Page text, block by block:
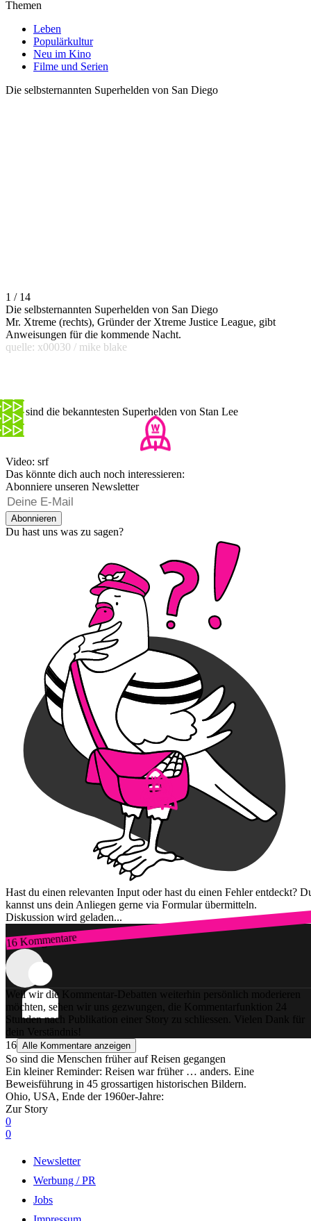
Themen
Leben
Populärkultur
Neu im Kino
Filme und Serien
Die selbsternannten Superhelden von San Diego
1 / 14
Die selbsternannten Superhelden von San Diego
Mr. Xtreme (rechts), Gründer der Xtreme Justice League, gibt
Anweisungen für die kommende Nacht.
quelle: x00030 / mike blake
Das sind die bekanntesten Superhelden von Stan Lee
Video: srf
Das könnte dich auch noch interessieren:
Abonniere unseren Newsletter
Abonnieren
Du hast uns was zu sagen?
Hast du einen relevanten Input oder hast du einen Fehler entdeckt?
kannst uns dein Anliegen gerne via Formular übermitteln.
Diskussion wird geladen...
16 Kommentare
Zum Login
Weil wir die Kommentar-Debatten weiterhin persönlich moderieren
möchten, sehen wir uns gezwungen, die Kommentarfunktion 24
Stunden nach Publikation einer Story zu schliessen. Vielen Dank für
dein Verständnis!
16 Alle Kommentare anzeigen
So sind die Menschen früher auf Reisen gegangen
Ein kleiner Reminder: Reisen war früher … anders. Eine
Beweisführung in 45 grossartigen historischen Bildern.
Ohio, USA, Ende der 1960er-Jahre:
Zur Story
0
0
Newsletter
Werbung / PR
Jobs